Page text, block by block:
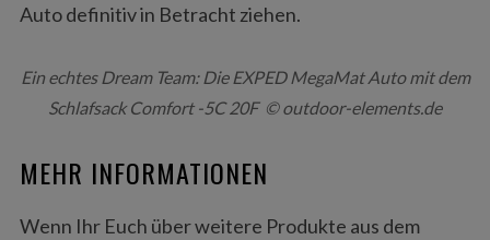
Auto definitiv in Betracht ziehen.
Ein echtes Dream Team: Die EXPED MegaMat Auto mit dem
Schlafsack Comfort -5C 20F © outdoor-elements.de
MEHR INFORMATIONEN
Wenn Ihr Euch über weitere Produkte aus dem